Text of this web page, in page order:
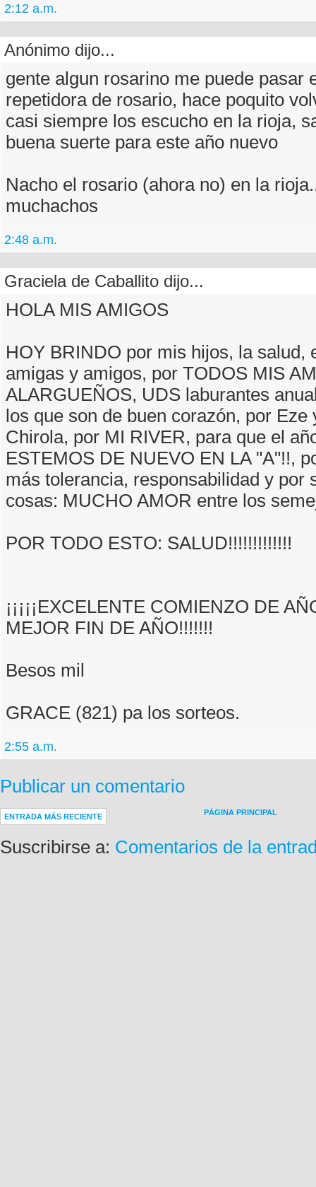
2:12 a.m.
Anónimo dijo...
gente algun rosarino me puede pasar
repetidora de rosario, hace poquito
casi siempre los escucho en la rioja,
buena suerte para este año nuevo
Nacho el rosario (ahora no) en la
muchachos
2:48 a.m.
Graciela de Caballito dijo...
HOLA MIS AMIGOS
HOY BRINDO por mis hijos, la salud,
amigas y amigos, por TODOS MIS
ALARGUEÑOS, UDS laburantes
los que son de buen corazón, por Eze
Chirola, por MI RIVER, para que el
ESTEMOS DE NUEVO EN LA "A"!!,
más tolerancia, responsabilidad y por
cosas: MUCHO AMOR entre los
POR TODO ESTO: SALUD!!!!!!!!!!!!!
¡¡¡¡¡EXCELENTE COMIENZO DE
MEJOR FIN DE AÑO!!!!!!!
Besos mil
GRACE (821) pa los sorteos.
2:55 a.m.
Publicar un comentario
ENTRADA MÁS RECIENTE PÁGINA PRINCIPAL
Suscribirse a: Comentarios de la